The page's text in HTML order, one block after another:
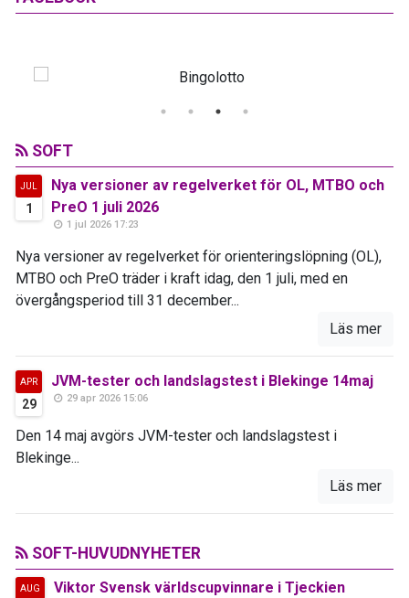
SOFT
JUL
1
Nya versioner av regelverket för OL, MTBO och
PreO 1 juli 2026
1 jul 2026 17:23
Nya versioner av regelverket för orienteringslöpning (OL),
MTBO och PreO träder i kraft idag, den 1 juli, med en
övergångsperiod till 31 december...
Läs mer
APR
29
JVM-tester och landslagstest i Blekinge 14maj
29 apr 2026 15:06
Den 14 maj avgörs JVM-tester och landslagstest i
Blekinge...
Läs mer
SOFT-HUVUDNYHETER
AUG Viktor Svensk världscupvinnare i Tjeckien